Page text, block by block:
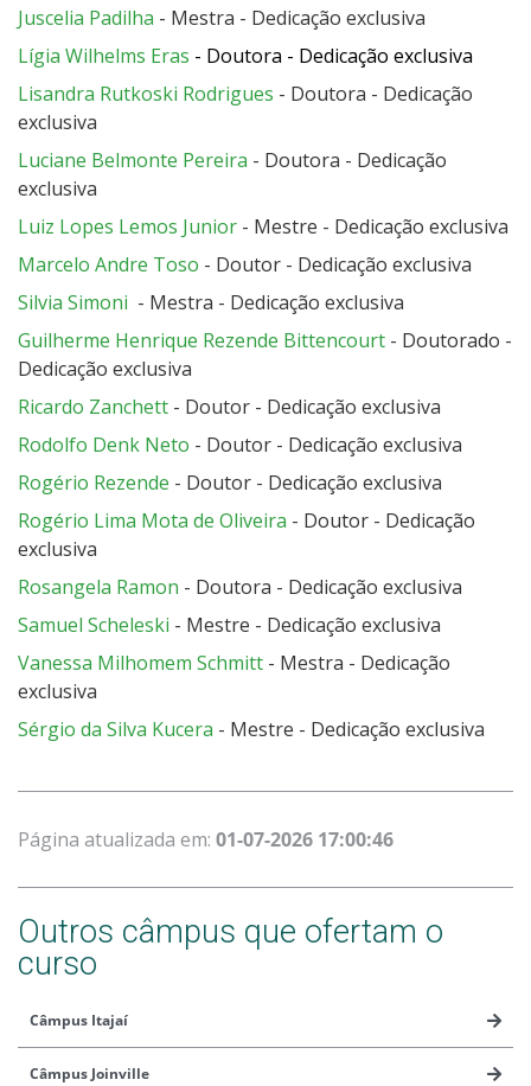
Juscelia Padilha - Mestra - Dedicação exclusiva
Lígia Wilhelms Eras - Doutora - Dedicação exclusiva
Lisandra Rutkoski Rodrigues - Doutora - Dedicação
exclusiva
Luciane Belmonte Pereira - Doutora - Dedicação
exclusiva
Luiz Lopes Lemos Junior - Mestre - Dedicação exclusiva
Marcelo Andre Toso - Doutor - Dedicação exclusiva
Silvia Simoni - Mestra - Dedicação exclusiva
Guilherme Henrique Rezende Bittencourt - Doutorado -
Dedicação exclusiva
Ricardo Zanchett - Doutor - Dedicação exclusiva
Rodolfo Denk Neto - Doutor - Dedicação exclusiva
Rogério Rezende - Doutor - Dedicação exclusiva
Rogério Lima Mota de Oliveira - Doutor - Dedicação
exclusiva
Rosangela Ramon - Doutora - Dedicação exclusiva
Samuel Scheleski - Mestre - Dedicação exclusiva
Vanessa Milhomem Schmitt - Mestra - Dedicação
exclusiva
Sérgio da Silva Kucera - Mestre - Dedicação exclusiva
Página atualizada em: 01-07-2026 17:00:46
Outros câmpus que ofertam o
curso
Câmpus Itajaí
Câmpus Joinville